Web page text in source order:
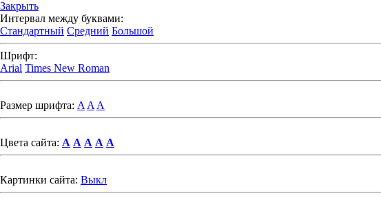
Закрыть
Интервал между буквами:
Стандартный Средний Большой
Шрифт:
Arial Times New Roman
Размер шрифта: A A A
Цвета сайта: A A A A A
Картинки сайта: Выкл